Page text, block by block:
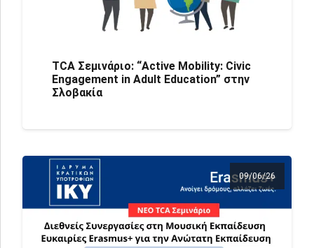
TCA Σεμινάριο: “Active Mobility: Civic
Engagement in Adult Education” στην
Σλοβακία
09/06/26